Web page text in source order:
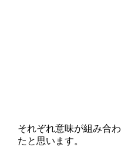
それぞれ意味が組み合
たと思います。